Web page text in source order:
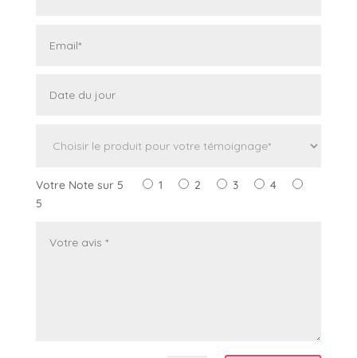
Votre Note sur 5 1 2 3
4
5